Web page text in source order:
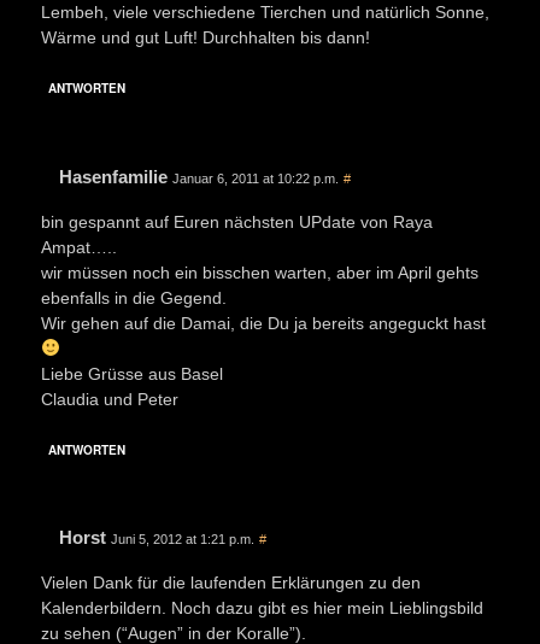
Lembeh, viele verschiedene Tierchen und natürlich Sonne,
Wärme und gut Luft! Durchhalten bis dann!
ANTWORTEN
Hasenfamilie Januar 6, 2011 at 10:22 p.m. #
bin gespannt auf Euren nächsten UPdate von Raya
Ampat…..
wir müssen noch ein bisschen warten, aber im April gehts
ebenfalls in die Gegend.
Wir gehen auf die Damai, die Du ja bereits angeguckt hast
Liebe Grüsse aus Basel
Claudia und Peter
ANTWORTEN
Horst Juni 5, 2012 at 1:21 p.m. #
Vielen Dank für die laufenden Erklärungen zu den
Kalenderbildern. Noch dazu gibt es hier mein Lieblingsbild
zu sehen (“Augen” in der Koralle”).